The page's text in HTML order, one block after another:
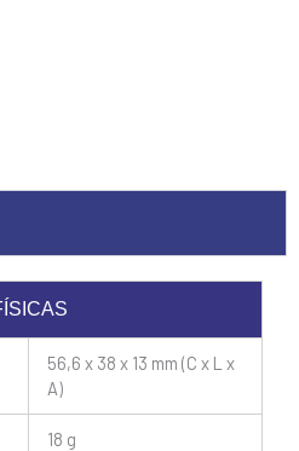
56,6 x 38 x 13 mm (C x L x
A)
18 g